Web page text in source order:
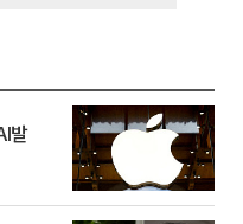
발